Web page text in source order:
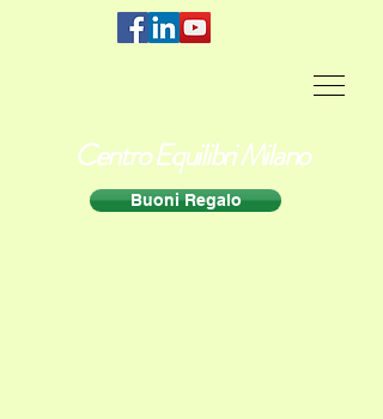
Centro Equilibri Milano
Buoni Regalo